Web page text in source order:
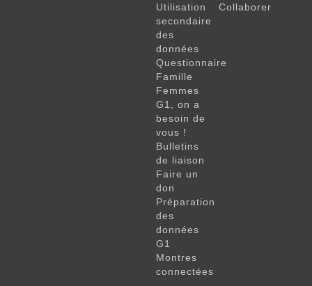
Utilisation
secondaire
des
données
Questionnaire
Famille
Femmes
G1, on a
besoin de
vous !
Bulletins
de liaison
Faire un
don
Préparation
des
données
G1
Montres
connectées
Collaborer